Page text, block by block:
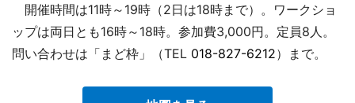
開催時間は11時～19時（2日は18時まで）。ワークショ
ップは両日とも16時～18時。参加費3,000円。定員8人。
問い合わせは「まど枠」（TEL 018-827-6212）まで。